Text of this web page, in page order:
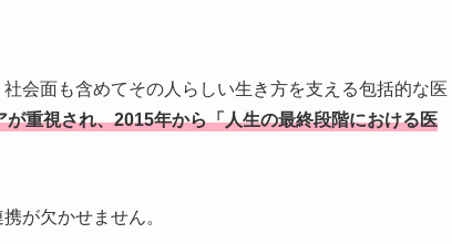
会面も含めてその人らしい生き方を支える包括的な医
重視され、2015年から「人生の最終段階における医
が欠かせません。